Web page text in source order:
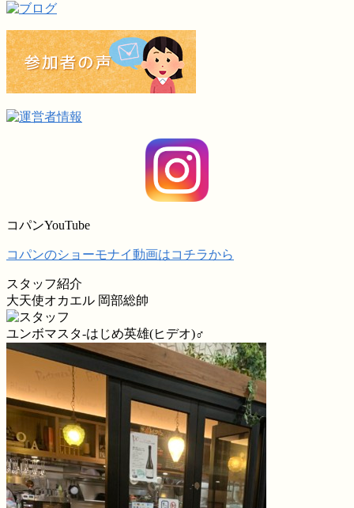
コパンYouTube
コパンのショーモナイ動画はコチラから
スタッフ紹介
大天使オカエル 岡部総帥
ユンボマスタ-はじめ英雄(ヒデオ)♂